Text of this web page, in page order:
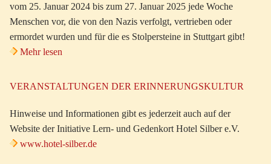
vom 25. Januar 2024 bis zum 27. Januar 2025 jede Woche
Menschen vor, die von den Nazis verfolgt, vertrieben oder
ermordet wurden und für die es Stolpersteine in Stuttgart gibt!
Mehr lesen
VERANSTALTUNGEN DER ERINNERUNGSKULTUR
Hinweise und Informationen gibt es jederzeit auch auf der
Website der Initiative Lern- und Gedenkort Hotel Silber e.V.
www.hotel-silber.de